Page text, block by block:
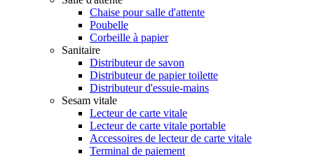
Chaise pour salle d'attente
Poubelle
Corbeille à papier
Sanitaire
Distributeur de savon
Distributeur de papier toilette
Distributeur d'essuie-mains
Sesam vitale
Lecteur de carte vitale
Lecteur de carte vitale portable
Accessoires de lecteur de carte vitale
Terminal de paiement